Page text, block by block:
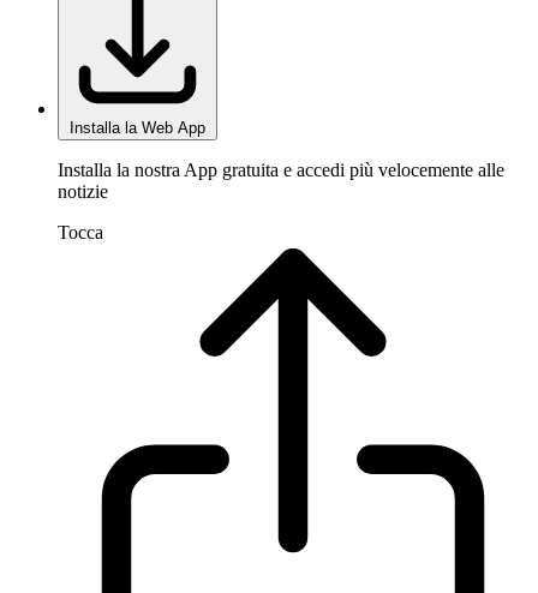
Installa la Web App
Installa la nostra App gratuita e accedi più velocemente alle
notizie
Tocca